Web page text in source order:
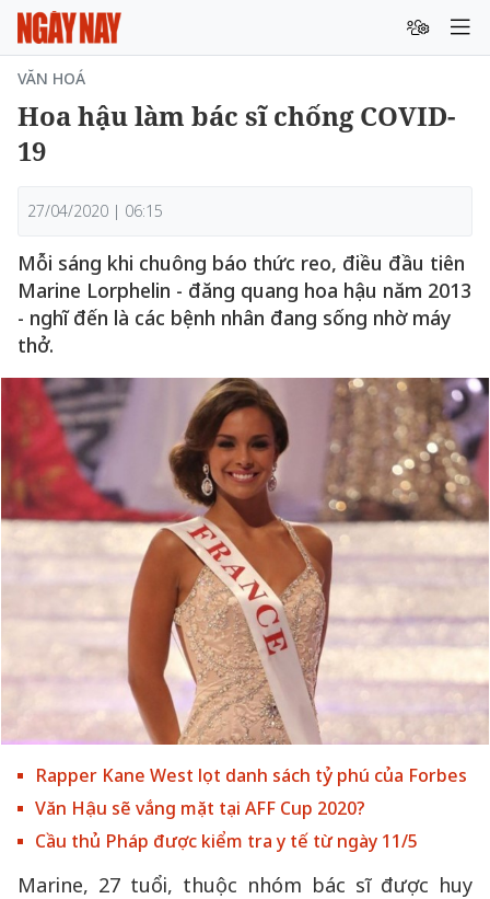
VĂN HOÁ
Hoa hậu làm bác sĩ chống COVID-
19
27/04/2020 | 06:15
Mỗi sáng khi chuông báo thức reo, điều đầu tiên
Marine Lorphelin - đăng quang hoa hậu năm 2013
- nghĩ đến là các bệnh nhân đang sống nhờ máy
thở.
Rapper Kane West lọt danh sách tỷ phú của Forbes
Văn Hậu sẽ vắng mặt tại AFF Cup 2020?
Cầu thủ Pháp được kiểm tra y tế từ ngày 11/5
Marine, 27 tuổi, thuộc nhóm bác sĩ được huy